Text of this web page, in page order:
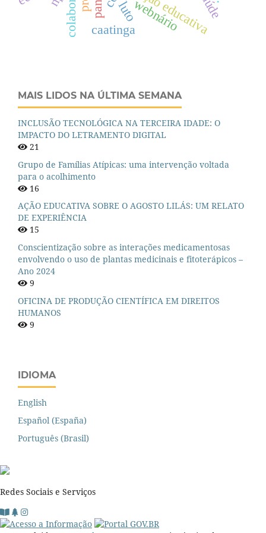
ação educativa
lutowebnário
caatinga
MAIS LIDOS NA ÚLTIMA SEMANA
INCLUSÃO TECNOLÓGICA NA TERCEIRA IDADE: O
IMPACTO DO LETRAMENTO DIGITAL
21
Grupo de Famílias Atípicas: uma intervenção voltada
para o acolhimento
16
AÇÃO EDUCATIVA SOBRE O AGOSTO LILÁS: UM RELATO
DE EXPERIÊNCIA
15
Conscientização sobre as interações medicamentosas
envolvendo o uso de plantas medicinais e fitoterápicos –
Ano 2024
9
OFICINA DE PRODUÇÃO CIENTÍFICA EM DIREITOS
HUMANOS
9
IDIOMA
English
Español (España)
Português (Brasil)
Redes Sociais e Serviços